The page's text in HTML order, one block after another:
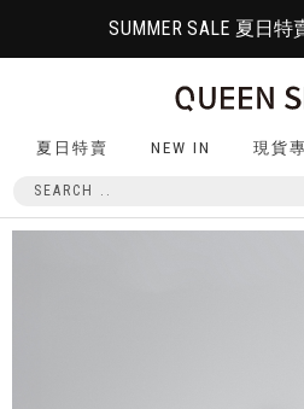
SUMMER SALE 夏日
夏日特賣 NEW IN 現貨